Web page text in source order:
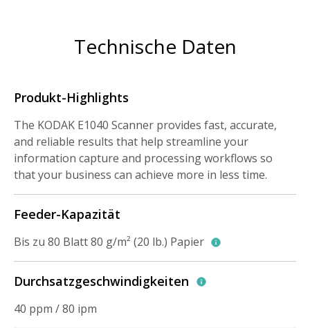
Technische Daten
Produkt-Highlights
The KODAK E1040 Scanner provides fast, accurate,
and reliable results that help streamline your
information capture and processing workflows so
that your business can achieve more in less time.
Feeder-Kapazität
Bis zu 80 Blatt 80 g/m² (20 lb.) Papier
Durchsatzgeschwindigkeiten
40 ppm / 80 ipm